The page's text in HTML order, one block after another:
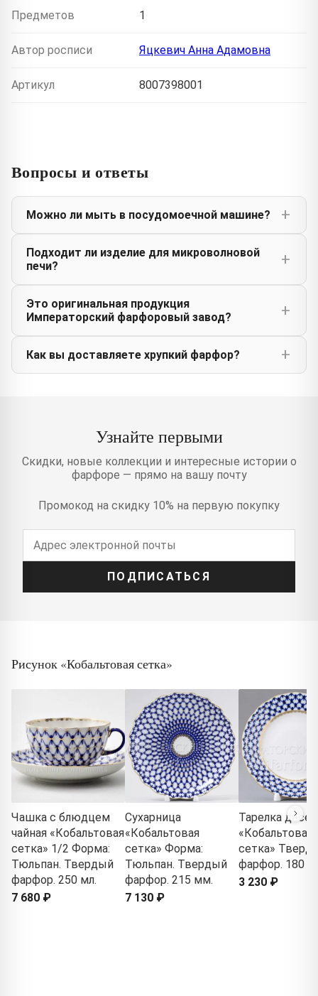
Предметов 1
Автор росписи Яцкевич Анна Адамовна
Артикул 8007398001
Вопросы и ответы
Можно ли мыть в посудомоечной машине?
Подходит ли изделие для микроволновой
печи?
Это оригинальная продукция
Императорский фарфоровый завод?
Как вы доставляете хрупкий фарфор?
Узнайте первыми
Скидки, новые коллекции и интересные истории о
фарфоре — прямо на вашу почту
Промокод на скидку 10% на первую покупку
ПОДПИСАТЬСЯ
Рисунок «Кобальтовая сетка»
Чашка с блюдцем
чайная «Кобальтовая
сетка» 1/2 Форма:
Тюльпан. Твердый
фарфор. 250 мл.
7 680 ₽
Сухарница
«Кобальтовая
сетка» Форма:
Тюльпан. Твердый
фарфор. 215 мм.
7 130 ₽
Тарелка
«Кобальтовая
сетка»
фарфор. 180
3 230 ₽